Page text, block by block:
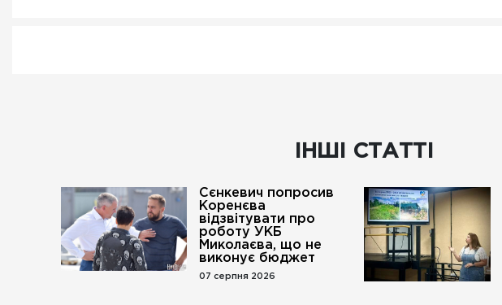
ІНШІ СТАТТІ
Сєнкевич попросив
Коренєва
відзвітувати про
роботу УКБ
Миколаєва, що не
виконує бюджет
07 серпня 2026